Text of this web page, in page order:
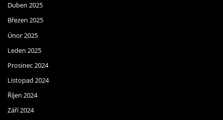
Duben 2025
Březen 2025
Únor 2025
Leden 2025
Prosinec 2024
Listopad 2024
Říjen 2024
Září 2024